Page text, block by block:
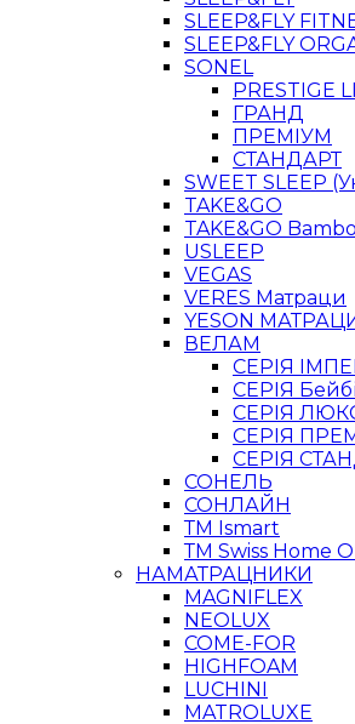
SLEEP&FLY
SLEEP&FLY
SONEL
PRESTIGE
ГРАНД
ПРЕМІУМ
СТАНДАРТ
SWEET SLEEP
TAKE&GO
TAKE&GO
USLEEP
VEGAS
VERES Матраци
YESON
ВЕЛАМ
СЕРІЯ
СЕРІЯ Бейбі
СЕРІЯ
СЕРІЯ
СЕРІЯ
СОНЕЛЬ
СОНЛАЙН
ТМ Ismart
ТМ Swiss Home
НАМАТРАЦНИКИ
MAGNIFLEX
NEOLUX
COME-FOR
HIGHFOAM
LUCHINI
MATROLUXE